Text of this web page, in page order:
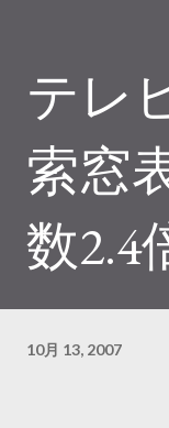
テレ
索窓
数2.4
10月 13, 2007